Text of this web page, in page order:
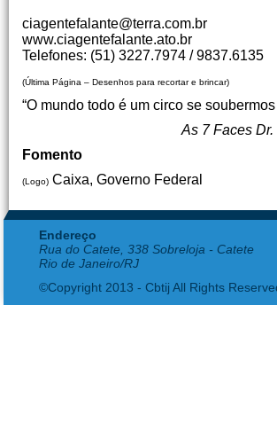
ciagentefalante@terra.com.br
www.ciagentefalante.ato.br
Telefones: (51) 3227.7974 / 9837.6135
(Última Página – Desenhos para recortar e brincar)
“O mundo todo é um circo se
As 7 Faces Dr.
Fomento
(Logo) Caixa, Governo Federal
Endereço
Rua do Catete, 338 Sobreloja - Catete
Rio de Janeiro/RJ
©Copyright 2013 - Cbtij All Rights